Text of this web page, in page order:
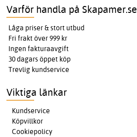
Varför handla på Skapamer.se
Låga priser & stort utbud
Fri frakt över 999 kr
Ingen fakturaavgift
30 dagars öppet köp
Trevlig kundservice
Viktiga länkar
Kundservice
Köpvillkor
Cookiepolicy